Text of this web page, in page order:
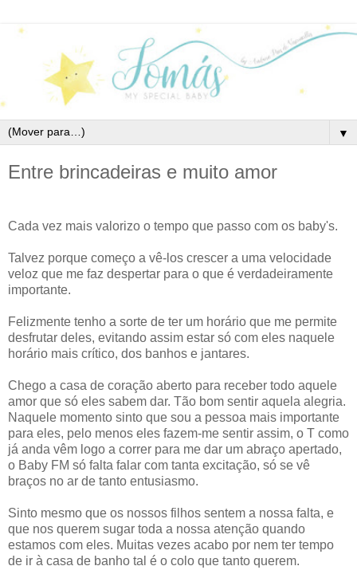
▼
Entre brincadeiras e muito amor
Cada vez mais valorizo o tempo que passo com os baby's.
Talvez porque começo a vê-los crescer a uma velocidade
veloz que me faz despertar para o que é verdadeiramente
importante.
Felizmente tenho a sorte de ter um horário que me permite
desfrutar deles, evitando assim estar só com eles naquele
horário mais crítico, dos banhos e jantares.
Chego a casa de coração aberto para receber todo aquele
amor que só eles sabem dar. Tão bom sentir aquela alegria.
Naquele momento sinto que sou a pessoa mais importante
para eles, pelo menos eles fazem-me sentir assim, o T como
já anda vêm logo a correr para me dar um abraço apertado,
o Baby FM só falta falar com tanta excitação, só se vê
braços no ar de tanto entusiasmo.
Sinto mesmo que os nossos filhos sentem a nossa falta, e
que nos querem sugar toda a nossa atenção quando
estamos com eles. Muitas vezes acabo por nem ter tempo
de ir à casa de banho tal é o colo que tanto querem.